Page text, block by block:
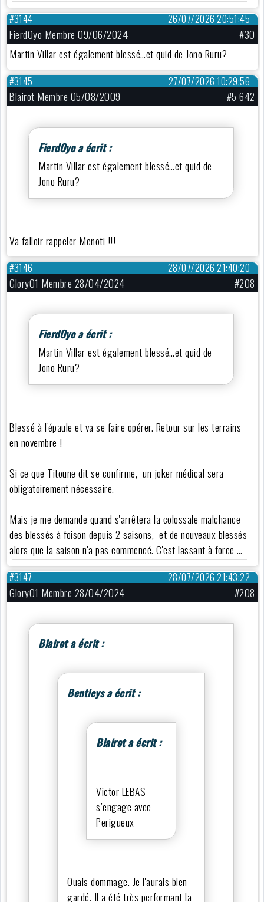
26/07/2026 20:51:45
#3144
FierdOyo Membre 09/06/2024
#30
Martin Villar est également blessé…et quid de Jono Ruru?
27/07/2026 10:29:56
#3145
Blairot Membre 05/08/2009 #5 642
FierdOyo a écrit :
Martin Villar est également blessé…et quid de
Jono Ruru?
Va falloir rappeler Menoti !!!
28/07/2026 21:40:20
#3146
Glory01 Membre 28/04/2024 #208
FierdOyo a écrit :
Martin Villar est également blessé…et quid de
Jono Ruru?
Blessé à l'épaule et va se faire opérer. Retour sur les terrains
en novembre !
Si ce que Titoune dit se confirme, un joker médical sera
obligatoirement nécessaire.
Mais je me demande quand s'arrêtera la colossale malchance
des blessés à foison depuis 2 saisons, et de nouveaux blessés
alors que la saison n'a pas commencé. C'est lassant à force …
28/07/2026 21:43:22
#3147
Glory01 Membre 28/04/2024 #208
Blairot a écrit :
Bentleys a écrit :
Blairot a écrit :
Victor LEBAS
s’engage avec
Perigueux
Ouais dommage. Je l'aurais bien
gardé. Il a été très performant la